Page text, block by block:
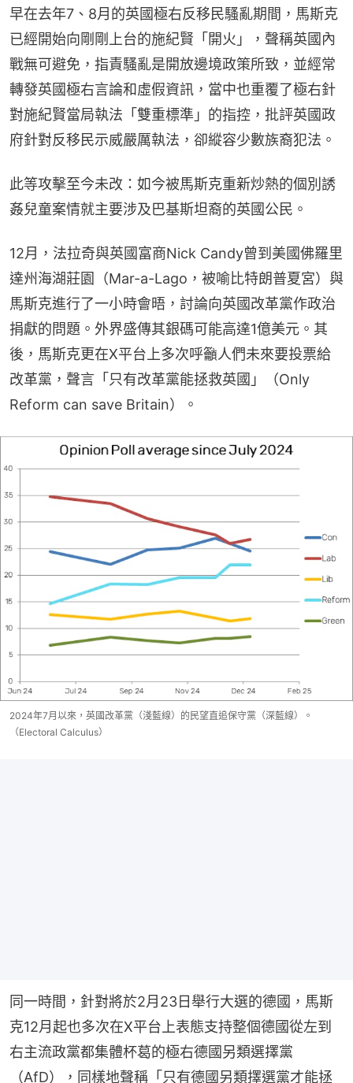
早在去年7、8月的英國極右反移民騷亂期間，馬斯克
已經開始向剛剛上台的施紀賢「開火」，聲稱英國內
戰無可避免，指責騷亂是開放邊境政策所致，並經常
轉發英國極右言論和虛假資訊，當中也重覆了極右針
對施紀賢當局執法「雙重標準」的指控，批評英國政
府針對反移民示威嚴厲執法，卻縱容少數族裔犯法。
此等攻擊至今未改：如今被馬斯克重新炒熱的個別誘
姦兒童案情就主要涉及巴基斯坦裔的英國公民。
12月，法拉奇與英國富商Nick Candy曾到美國佛羅里
達州海湖莊園（Mar-a-Lago，被喻比特朗普夏宮）與
馬斯克進行了一小時會晤，討論向英國改革黨作政治
捐獻的問題。外界盛傳其銀碼可能高達1億美元。其
後，馬斯克更在X平台上多次呼籲人們未來要投票給
改革黨，聲言「只有改革黨能拯救英國」（Only
Reform can save Britain）。
2024年7月以來，英國改革黨（淺藍線）的民望直追保守黨（深藍線）。
（Electoral Calculus）
同一時間，針對將於2月23日舉行大選的德國，馬斯
克12月起也多次在X平台上表態支持整個德國從左到
右主流政黨都集體杯葛的極右德國另類選擇黨
（AfD），同樣地聲稱「只有德國另類擇選黨才能拯